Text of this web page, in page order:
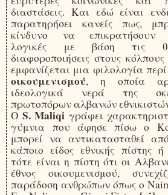
διαστάσεις. Και εδώ είναι
παρατηρήσει κανείς πως,
κίνδυνο να επικρατήσουν
λογικές με βάση τις
διαφοροποιήσεις στους
εμφανίζεται μια φιλολογία περί
οικουμενισμού, η οποία
ιδεολογικά νερά της
πρωτοπόρων αλβανών
ΟS. Maliqi γράφει
γύμνια που άφησε πίσω ο
μπορεί να αντικατασταθεί
κάποιο είδος εθνικής πίστης ή
τότε είναι η πίστη ότι οι
έθνος οικουμενισμού,
παράδοση ανθρώπων όπως ο